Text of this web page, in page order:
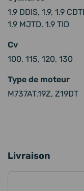
1.9 DDIS, 1.9, 1.9
1.9 MJTD, 1.9 TID
Cv
100, 115, 120, 130
Type de moteur
M737AT.19Z, Z19DT
Livraison